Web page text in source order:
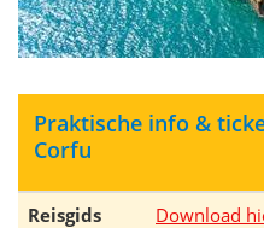
Praktische info &
Corfu
Reisgids
Download